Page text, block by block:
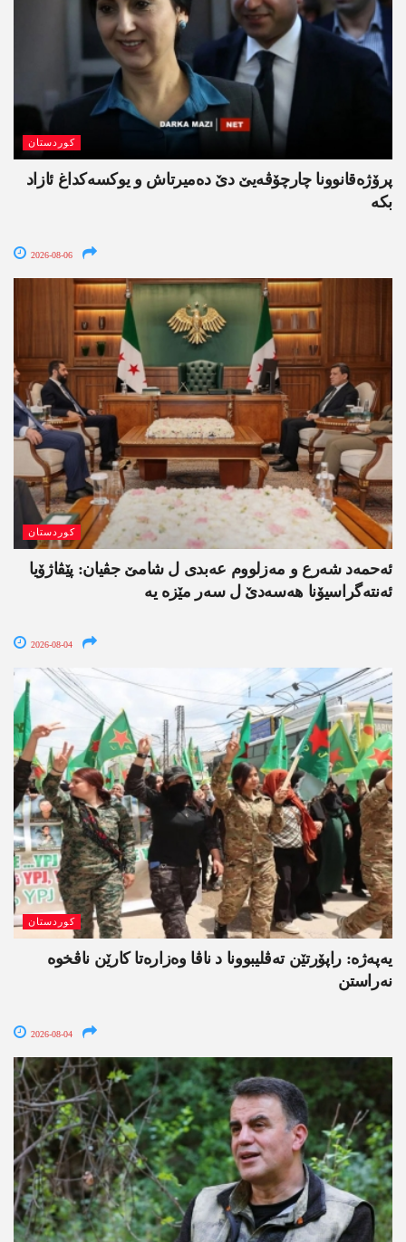
کوردستان
پرۆژەقانوونا چارچۆڤەیێ دێ دەمیرتاش و یوکسەکداغ ئازاد
بکە
2026-08-06
کوردستان
ئەحمەد شەرع و مەزلووم عەبدی ل شامێ جڤیان: پێڤاژۆیا
ئەنتەگراسیۆنا ھەسەدێ ل سەر مێزە یە
2026-08-04
کوردستان
یەپەژە: راپۆرتێن تەڤلیبوونا د ناڤا وەزارەتا کارێن ناڤخوە
نەراستن
2026-08-04